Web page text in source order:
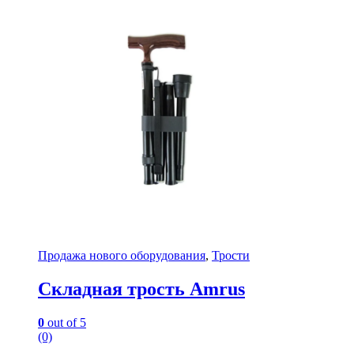
Продажа нового оборудования, Трости
Складная трость Amrus
0 out of 5
(0)